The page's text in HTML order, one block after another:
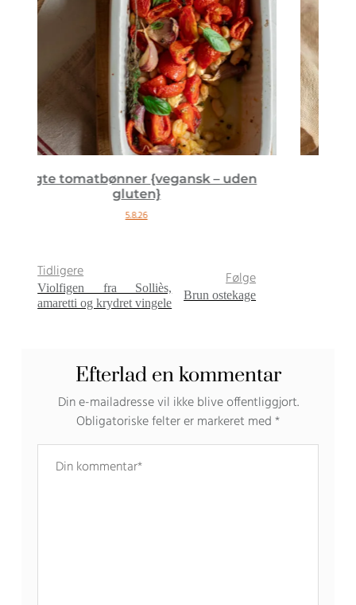
Kanel rulle donuts {vegansk}
Tidligere
Violfigen fra Solliès,
amaretti og krydret vingele
Følge
Brun ostekage
Efterlad en kommentar
Din e-mailadresse vil ikke blive offentliggjort.
Obligatoriske felter er markeret med*